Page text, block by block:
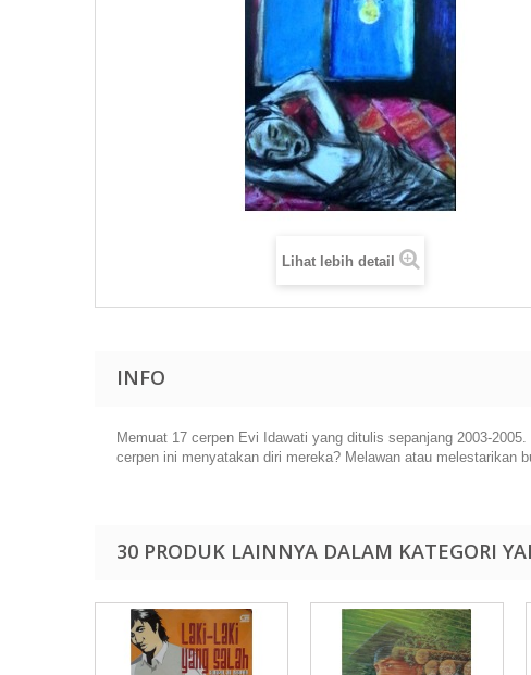
Lihat lebih detail
INFO
Memuat 17 cerpen Evi Idawati yang ditulis sepanjang 2003-
cerpen ini menyatakan diri mereka? Melawan atau melestarikan
30 PRODUK LAINNYA DALAM KATEGORI